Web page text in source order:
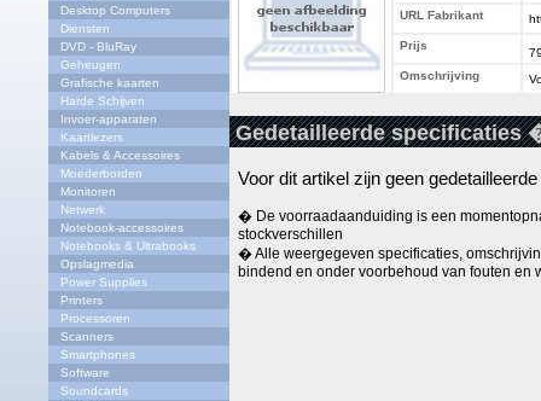
Desktop Computers
Diensten
DVD - BluRay
Geheugen
Grafische kaarten
Harde Schijven
Invoer-apparaten
Kaartlezers
Kabels & Accessoires
Moederborden
Monitoren
Netwerk
Notebook-accessoires
Notebooks & Ultrabooks
Opslagmedia
Power Supplies
Printers
Processoren
Scanners
Smartphones
Software
Soundcards
URL Fabrikant
Prijs
Omschrijving
Gedetailleerde specificaties
Voor dit artikel zijn geen
� De voorraadaanduiding is een
stockverschillen
� Alle weergegeven specificaties,
bindend en onder voorbehoud van fouten en